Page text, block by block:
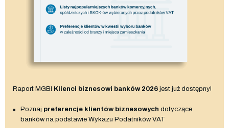
Raport MGBI Klienci biznesowi banków 2026 jest już dostępny!
Poznaj preferencje klientów biznesowych dotyczące
banków na podstawie Wykazu Podatników VAT